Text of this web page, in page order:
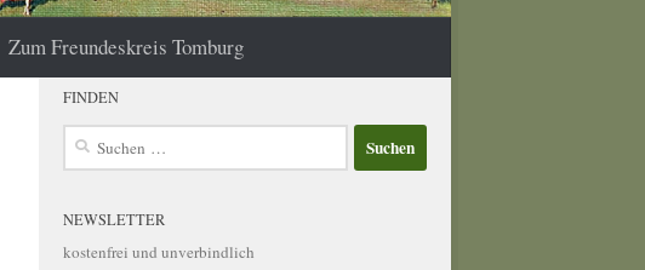
Zum Freundeskreis Tomburg
FINDEN
Suchen
NEWSLETTER
kostenfrei und unverbindlich